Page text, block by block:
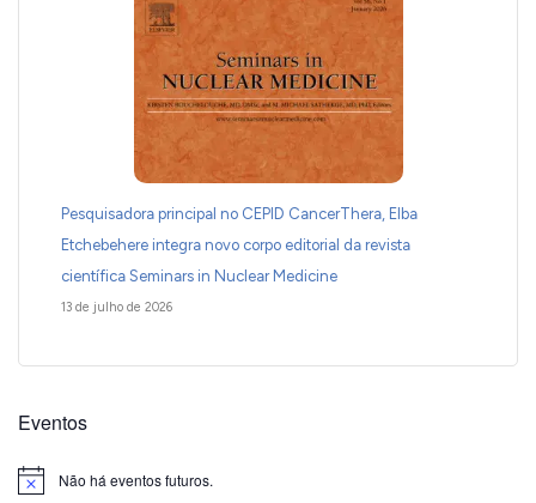
Pesquisadora principal no CEPID CancerThera, Elba
Etchebehere integra novo corpo editorial da revista
científica Seminars in Nuclear Medicine
13 de julho de 2026
Eventos
Notice Não há eventos futuros.